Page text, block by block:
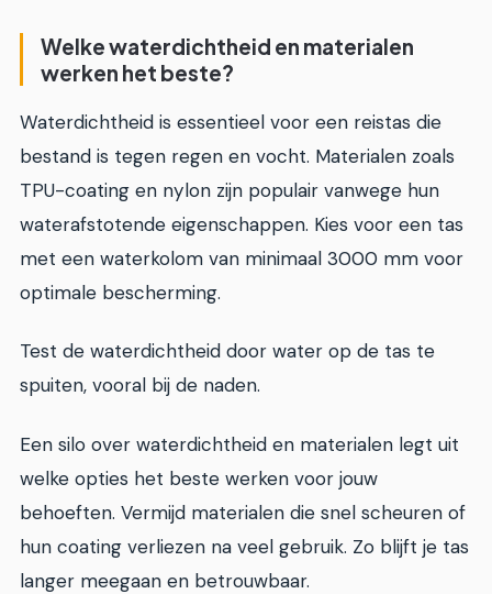
Welke waterdichtheid en materialen
werken het beste?
Waterdichtheid is essentieel voor een reistas die
bestand is tegen regen en vocht. Materialen zoals
TPU-coating en nylon zijn populair vanwege hun
waterafstotende eigenschappen. Kies voor een tas
met een waterkolom van minimaal 3000 mm voor
optimale bescherming.
Test de waterdichtheid door water op de tas te
spuiten, vooral bij de naden.
Een silo over waterdichtheid en materialen legt uit
welke opties het beste werken voor jouw
behoeften. Vermijd materialen die snel scheuren of
hun coating verliezen na veel gebruik. Zo blijft je tas
langer meegaan en betrouwbaar.